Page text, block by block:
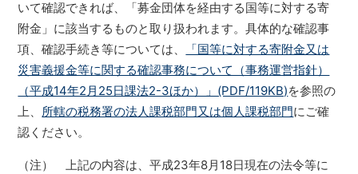
いて確認できれば、「募金団体を経由する国等に対する寄
附金」に該当するものと取り扱われます。具体的な確認事
項、確認手続き等については、
「国等に対する寄附金又は
災害義援金等に関する確認事務について（事務運営指針）
（平成14年2月25日課法2-3ほか）」(PDF/119KB)を参照の
上、 所轄の税務署の法人課税部門又は個人課税部門にご確
認ください。
（注） 上記の内容は、平成23年8月18日現在の法令等に